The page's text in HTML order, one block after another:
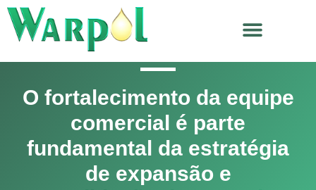
O fortalecimento da equipe
comercial é parte
fundamental da estratégia
de expansão e